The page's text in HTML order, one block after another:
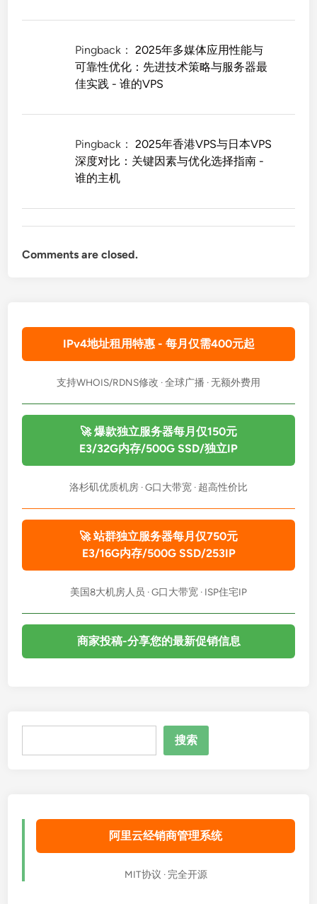
Pingback：2025年多媒体应用性能与
可靠性优化：先进技术策略与服务器最
佳实践 - 谁的VPS
Pingback：2025年香港VPS与日本VPS
深度对比：关键因素与优化选择指南 -
谁的主机
Comments are closed.
IPv4地址租用特惠 - 每月仅需400元起
支持WHOIS/RDNS修改 · 全球广播 · 无额外费用
🚀 爆款独立服务器每月仅150元
E3/32G内存/500G SSD/独立IP
洛杉矶优质机房 · G口大带宽 · 超高性价比
🚀 站群独立服务器每月仅750元
E3/16G内存/500G SSD/253IP
美国8大机房人员 · G口大带宽 · ISP住宅IP
商家投稿-分享您的最新促销信息
搜索
阿里云经销商管理系统
MIT协议 · 完全开源